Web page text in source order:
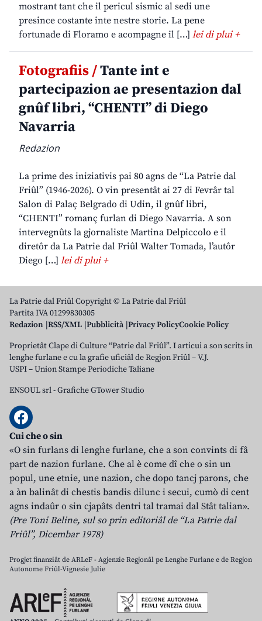
mostrant tant che il pericul sismic al sedi une
presince costante inte nestre storie. La pene
fortunade di Floramo e acompagne il […] lei di plui +
Fotografiis /Tante int e
partecipazion ae presentazion dal
gnûf libri, “CHENTI” di Diego
Navarria
Redazion
La prime des iniziativis pai 80 agns de “La Patrie dal
Friûl” (1946-2026). O vin presentât ai 27 di Fevrâr tal
Salon di Palaç Belgrado di Udin, il gnûf libri,
“CHENTI” romanç furlan di Diego Navarria. A son
intervegnûts la gjornaliste Martina Delpiccolo e il
diretôr da La Patrie dal Friûl Walter Tomada, l’autôr
Diego […] lei di plui +
La Patrie dal Friûl Copyright © La Patrie dal Friûl
Partita IVA 01299830305
Redazion RSS/XML Pubblicità Privacy PolicyCookie Policy
Proprietât Clape di Culture “Patrie dal Friûl”. I articui a son scrits in
lenghe furlane e cu la grafie uficiâl de Regjon Friûl – V.J.
USPI – Union Stampe Periodiche Taliane
ENSOUL srl-Grafiche GTower Studio
Cui che o sin
«O sin furlans di lenghe furlane, che a son convints di fâ
part de nazion furlane. Che al è come dî che o sin un
popul, une etnie, une nazion, che dopo tancj parons, che
a àn balinât di chestis bandis dilunc i secui, cumò di cent
agns indaûr o sin cjapâts dentri tal tramai dal Stât talian».
(Pre Toni Beline, sul so prin editoriâl de “La Patrie dal
Friûl”, Dicembar 1978)
Progjet finanziât de ARLeF - Agjenzie Regjonâl pe Lenghe Furlane e de Regjon
Autonome Friûl-Vignesie Julie